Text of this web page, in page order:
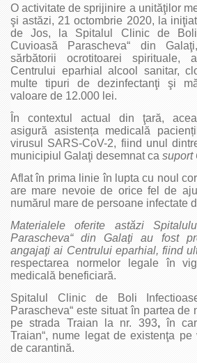
O activitate de sprijinire a unităţilor
şi astăzi, 21 octombrie 2020, la
de Jos, la Spitalul Clinic de Boli
Cuvioasă Parascheva“ din
sărbătorii ocrotitoarei spirituale,
Centrului eparhial alcool sanitar,
multe tipuri de dezinfectanţi şi
valoare de 12.000 lei.
În contextul actual din ţară,
asigură asistența medicală
virusul SARS-CoV-2, fiind unul
municipiul Galaţi desemnat ca suport
Aflat în prima linie în lupta cu noul
are mare nevoie de orice fel de
numărul mare de persoane infectate
Materialele oferite astăzi
Parascheva“ din Galaţi au fost
angajaţi ai Centrului eparhial, fiind
respectarea normelor legale în
medicală beneficiară.
Spitalul Clinic de Boli
Parascheva“ este situat în partea de
pe strada Traian la nr. 393,în
Traian“, nume legat de existenţa
de carantină.